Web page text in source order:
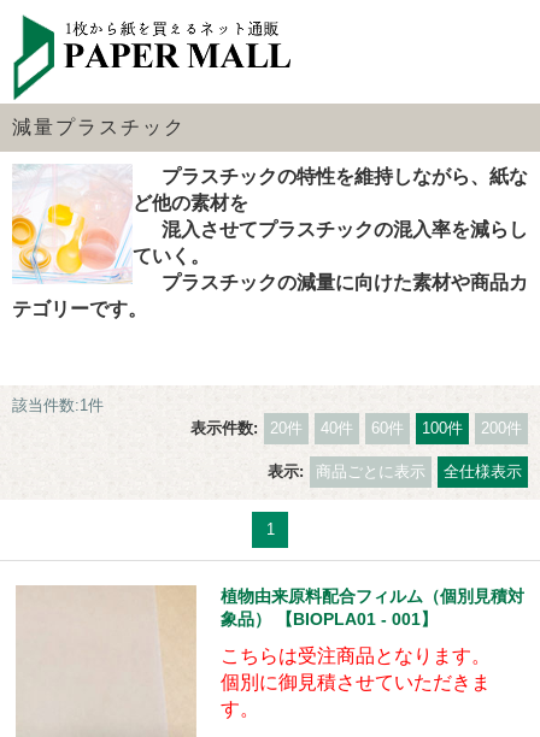
減量プラスチック
プラスチックの特性を維持しながら、紙な
ど他の素材を
混入させてプラスチックの混入率を減らし
ていく。
プラスチックの減量に向けた素材や商品カ
テゴリーです。
該当件数:1件
表示件数:
20件 40件 60件 100件 200件
表示: 商品ごとに表示 全仕様表示
1
植物由来原料配合フィルム（個別見積対
象品） 【BIOPLA01 - 001】
こちらは受注商品となります。
個別に御見積させていただきま
す。